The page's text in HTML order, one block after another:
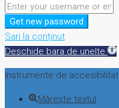
Get new password
Sari la conținut
Deschide bara de unelte
Instrumente de
Mărește textul